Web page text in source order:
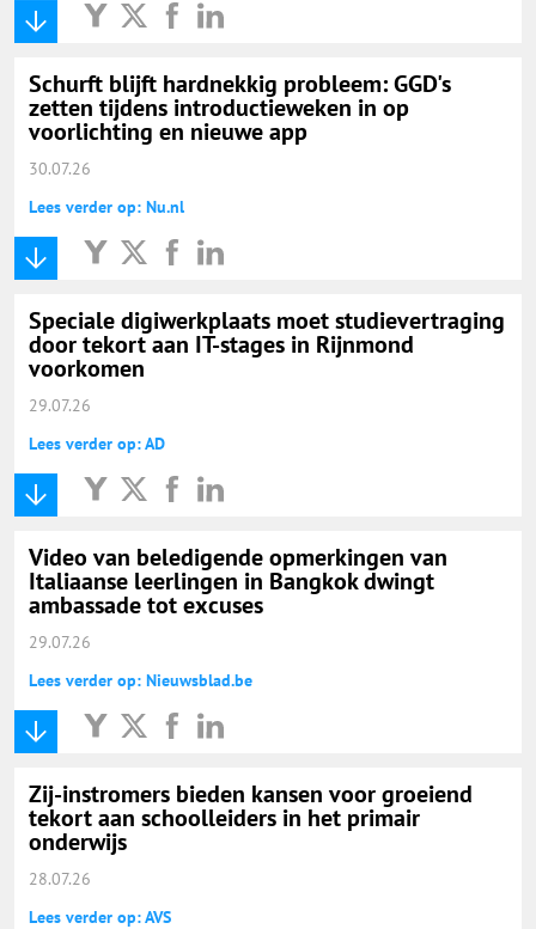
Schurft blijft hardnekkig probleem: GGD's
zetten tijdens introductieweken in op
voorlichting en nieuwe app
30.07.26
Lees verder op: Nu.nl
Speciale digiwerkplaats moet studievertraging
door tekort aan IT-stages in Rijnmond
voorkomen
29.07.26
Lees verder op: AD
Video van beledigende opmerkingen van
Italiaanse leerlingen in Bangkok dwingt
ambassade tot excuses
29.07.26
Lees verder op: Nieuwsblad.be
Zij-instromers bieden kansen voor groeiend
tekort aan schoolleiders in het primair
onderwijs
28.07.26
Lees verder op: AVS